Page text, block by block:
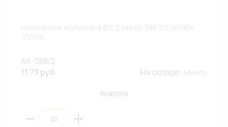
AX-388/2
11.73 руб.
На складе: Много
Аналоги